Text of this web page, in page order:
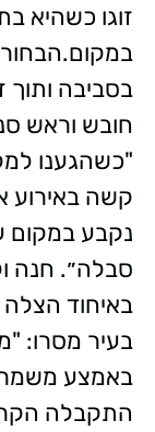
זוגו כשהיא
בסביבה ותוך
חובש וראש
"כשהגענו
קשה באירוע
נקבע במקום
סבלה״. חנה
באיחוד
בעיר מסרו:
באמצע
התקבלה